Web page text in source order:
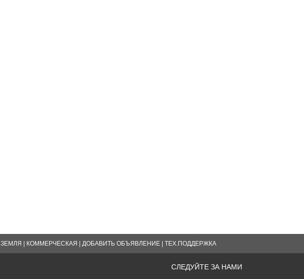
ЗЕМЛЯ КОММЕРЧЕСКАЯ ДОБАВИТЬ ОБЪЯВЛЕНИЕ ТЕХ.ПОДДЕРЖКА
СЛЕДУЙТЕ ЗА НАМИ